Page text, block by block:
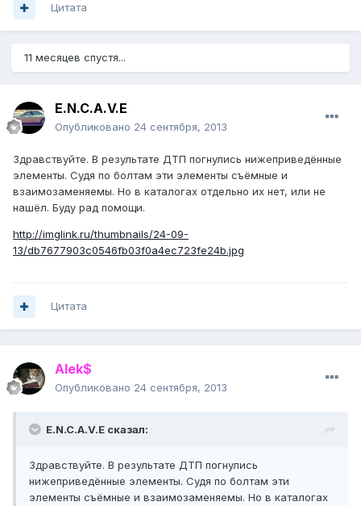
Цитата
11 месяцев спустя...
E.N.C.A.V.E
Опубликовано 24 сентября, 2013
Здравствуйте. В результате ДТП погнулись нижеприведённые
элементы. Судя по болтам эти элементы съёмные и
взаимозаменяемы. Но в каталогах отдельно их нет, или не
нашёл. Буду рад помощи.
http://imglink.ru/thumbnails/24-09-
13/db7677903c0546fb03f0a4ec723fe24b.jpg
Цитата
Alek$
Опубликовано 24 сентября, 2013
E.N.C.A.V.E сказал:
Здравствуйте. В результате ДТП погнулись
нижеприведённые элементы. Судя по болтам эти
элементы съёмные и взаимозаменяемы. Но в каталогах